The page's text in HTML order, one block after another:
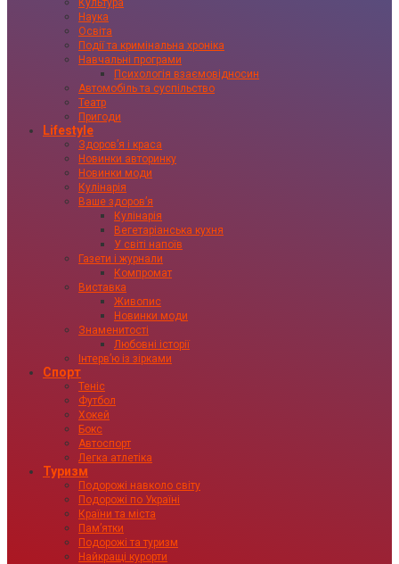
Культура
Наука
Освіта
Події та кримінальна хроніка
Навчальні програми
Психологія взаємовідносин
Автомобіль та суспільство
Театр
Пригоди
Lifestyle
Здоровʼя і краса
Новинки авторинку
Новинки моди
Кулінарія
Ваше здоровʼя
Кулінарія
Вегетаріанська кухня
У світі напоїв
Газети і журнали
Компромат
Виставка
Живопис
Новинки моди
Знаменитості
Любовні історії
Інтервʼю із зірками
Спорт
Теніс
Футбол
Хокей
Бокс
Автоспорт
Легка атлетіка
Туризм
Подорожі навколо світу
Подорожі по Україні
Країни та міста
Пам’ятки
Подорожі та туризм
Найкращі курорти